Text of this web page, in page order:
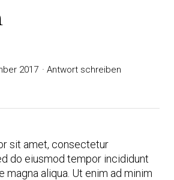
2017
Antwort schreiben
sit amet, consectetur
do eiusmod tempor incididunt
magna aliqua. Ut enim ad minim